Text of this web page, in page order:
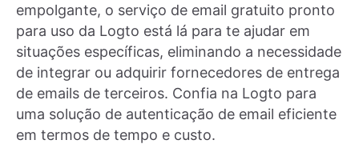
empolgante, o serviço de email gratuito pronto
para uso da Logto está lá para te ajudar em
situações específicas, eliminando a necessidade
de integrar ou adquirir fornecedores de entrega
de emails de terceiros. Confia na Logto para
uma solução de autenticação de email eficiente
em termos de tempo e custo.